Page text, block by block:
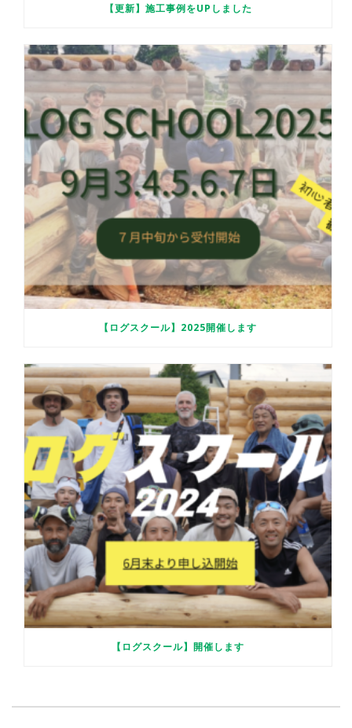
【更新】施工事例をUPしました
【ログスクール】2025開催します
【ログスクール】開催します